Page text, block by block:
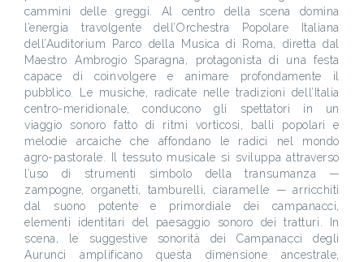
cammini delle greggi. Al centro della scena domina
l’energia travolgente dell’Orchestra Popolare Italiana
dell’Auditorium Parco della Musica di Roma, diretta dal
Maestro Ambrogio Sparagna, protagonista di una festa
capace di coinvolgere e animare profondamente il
pubblico. Le musiche, radicate nelle tradizioni dell’Italia
centro-meridionale, conducono gli spettatori in un
viaggio sonoro fatto di ritmi vorticosi, balli popolari e
melodie arcaiche che affondano le radici nel mondo
agro-pastorale. Il tessuto musicale si sviluppa attraverso
l’uso di strumenti simbolo della transumanza —
zampogne, organetti, tamburelli, ciaramelle — arricchiti
dal suono potente e primordiale dei campanacci,
elementi identitari del paesaggio sonoro dei tratturi. In
scena, le suggestive sonorità dei Campanacci degli
Aurunci amplificano questa dimensione ancestrale,